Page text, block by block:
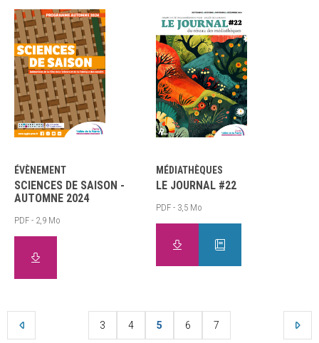
ÉVÈNEMENT
SCIENCES DE SAISON -
AUTOMNE 2024
PDF - 2,9 Mo
MÉDIATHÈQUES
LE JOURNAL #22
PDF - 3,5 Mo
3 4 5 6 7